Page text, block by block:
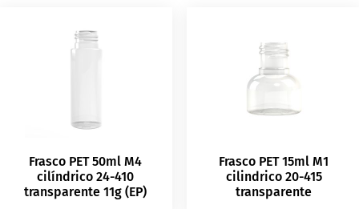
Frasco PET 50ml M4
cilíndrico 24-410
transparente 11g (EP)
Frasco PET 15ml M1
cilindrico 20-415
transparente